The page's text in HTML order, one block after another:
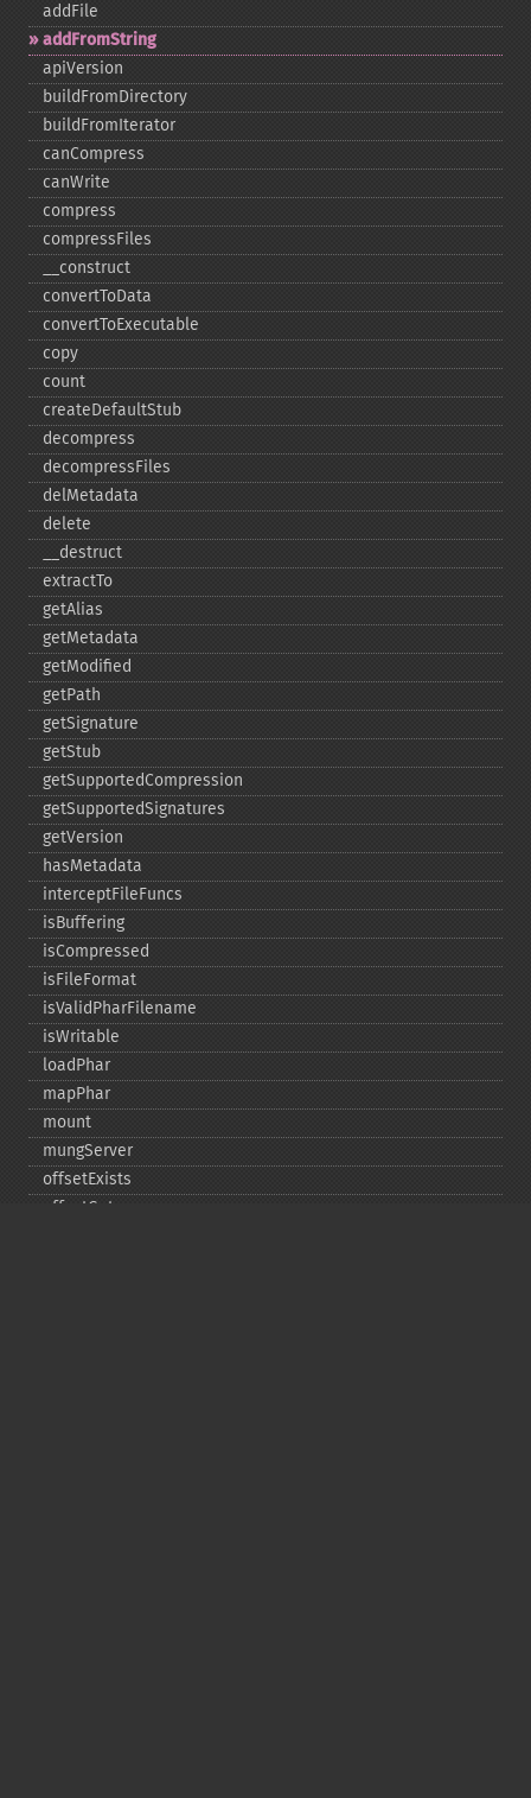
addFile
addFromString
apiVersion
buildFromDirectory
buildFromIterator
canCompress
canWrite
compress
compressFiles
_​_​construct
convertToData
convertToExecutable
copy
count
createDefaultStub
decompress
decompressFiles
delMetadata
delete
_​_​destruct
extractTo
getAlias
getMetadata
getModified
getPath
getSignature
getStub
getSupportedCompression
getSupportedSignatures
getVersion
hasMetadata
interceptFileFuncs
isBuffering
isCompressed
isFileFormat
isValidPharFilename
isWritable
loadPhar
mapPhar
mount
mungServer
offsetExists
offsetGet